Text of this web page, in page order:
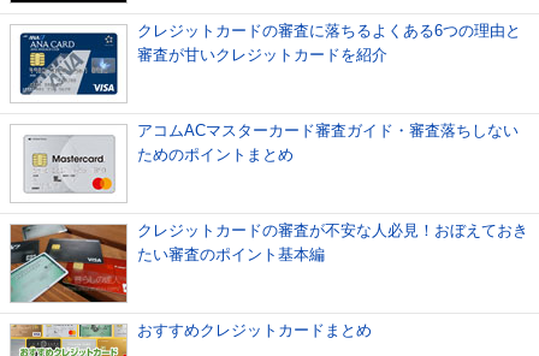
クレジットカードの審査に落ちるよくある6つの理由と
審査が甘いクレジットカードを紹介
アコムACマスターカード審査ガイド・審査落ちしない
ためのポイントまとめ
クレジットカードの審査が不安な人必見！おぼえておき
たい審査のポイント基本編
おすすめクレジットカードまとめ